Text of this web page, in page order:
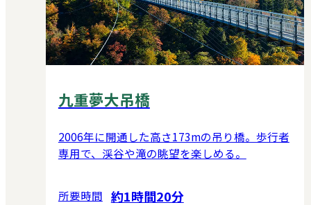
九重夢大吊橋
2006年に開通した高さ173mの吊り橋。歩行者
専用で、渓谷や滝の眺望を楽しめる。
所要時間 約1時間20分